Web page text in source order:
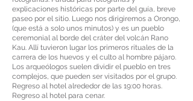
explicaciones históricas por parte del guía, breve
paseo por el sitio. Luego nos dirigiremos a Orongo,
(que está a solo unos minutos) y es un pueblo
ceremonial al borde del cráter del volcán Rano
Kau. Allí tuvieron lugar los primeros rituales de la
carrera de los huevos y el culto al hombre pájaro.
Los arqueólogos suelen dividir el pueblo en tres
complejos, que pueden ser visitados por el grupo.
Regreso al hotel alrededor de las 19:00 horas.
Regreso al hotel para cenar.